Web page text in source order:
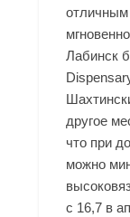
отличным
Лабинск
другое
что при
можно
с 16,7 в